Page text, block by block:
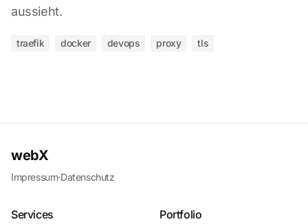
aussieht.
traefik docker devops proxy tls
webX
Impressum·Datenschutz
Services Portfolio